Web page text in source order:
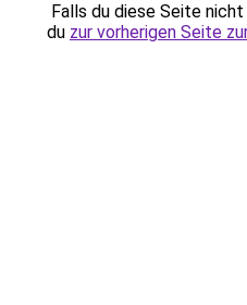
Falls du diese Seite
du zur vorherigen Seite